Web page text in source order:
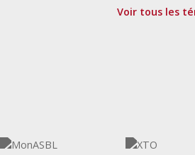
Voir tous les